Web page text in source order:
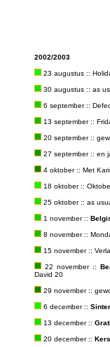
2002/2003
23 augustus ::
30 augustus :: as
6 september ::
13 september ::
20 september ::
27 september :: en
4 oktober :: Met
18 oktober ::
25 oktober :: as
1 november ::
8 november ::
15 november ::
22 november ::
David 20
29 november ::
6 december ::
13 december ::
20 december ::